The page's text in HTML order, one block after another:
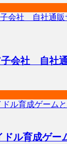
子会社 自社
ドル育成ゲー